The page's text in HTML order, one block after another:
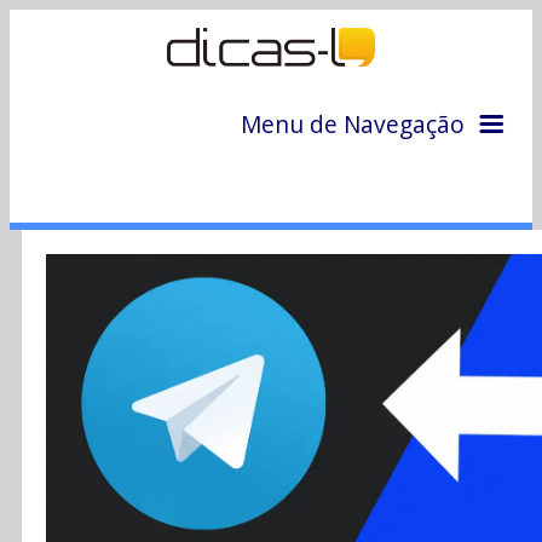
Menu de Navegação
Colunas
Colaboradores